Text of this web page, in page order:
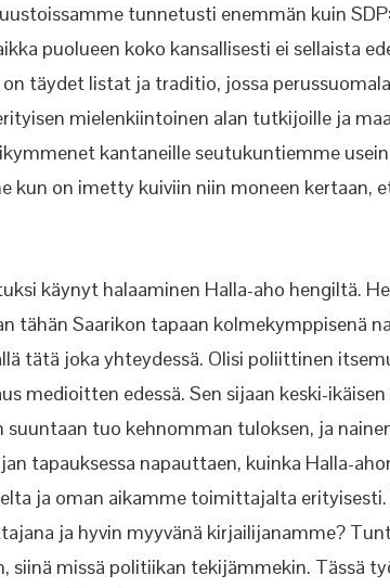
tunnetusti enemmän kuin
puolueen koko kansallisesti ei sellaista
täydet listat ja traditio, jossa
mielenkiintoinen alan tutkijoille ja
kantaneille seutukuntiemme
kun on imetty kuiviin niin moneen kertaan,
käynyt halaaminen Halla-aho hengiltä.
tähän Saarikon tapaan kolmekymppisenä
tätä joka yhteydessä. Olisi poliittinen
medioitten edessä. Sen sijaan keski-
suuntaan tuo kehnomman tuloksen, ja
tapauksessa napauttaen, kuinka Halla-
ja oman aikamme toimittajalta erityisesti.
ja hyvin myyvänä kirjailijanamme?
siinä missä politiikan tekijämmekin. Tässä